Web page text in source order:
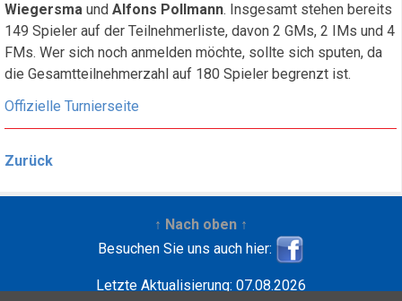
Wiegersma und Alfons Pollmann. Insgesamt stehen bereits
149 Spieler auf der Teilnehmerliste, davon 2 GMs, 2 IMs und 4
FMs. Wer sich noch anmelden möchte, sollte sich sputen, da
die Gesamtteilnehmerzahl auf 180 Spieler begrenzt ist.
Offizielle Turnierseite
Zurück
↑ Nach oben ↑
Besuchen Sie uns auch hier:
Letzte Aktualisierung: 07.08.2026